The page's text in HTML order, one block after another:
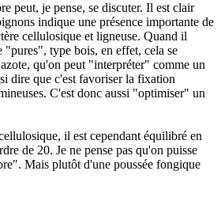
peut, je pense, se discuter. Il est clair
indique une présence importante de
cellulosique et ligneuse. Quand il
"pures", type bois, en effet, cela se
qu'on peut "interpréter" comme un
dire que c'est favoriser la fixation
C'est donc aussi "optimiser" un
il est cependant équilibré en
de 20. Je ne pense pas qu'on puisse
Mais plutôt d'une poussée fongique